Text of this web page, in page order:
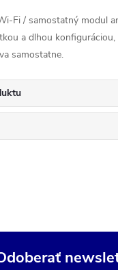
Fi / samostatný modul
a dlhou
samostatne.